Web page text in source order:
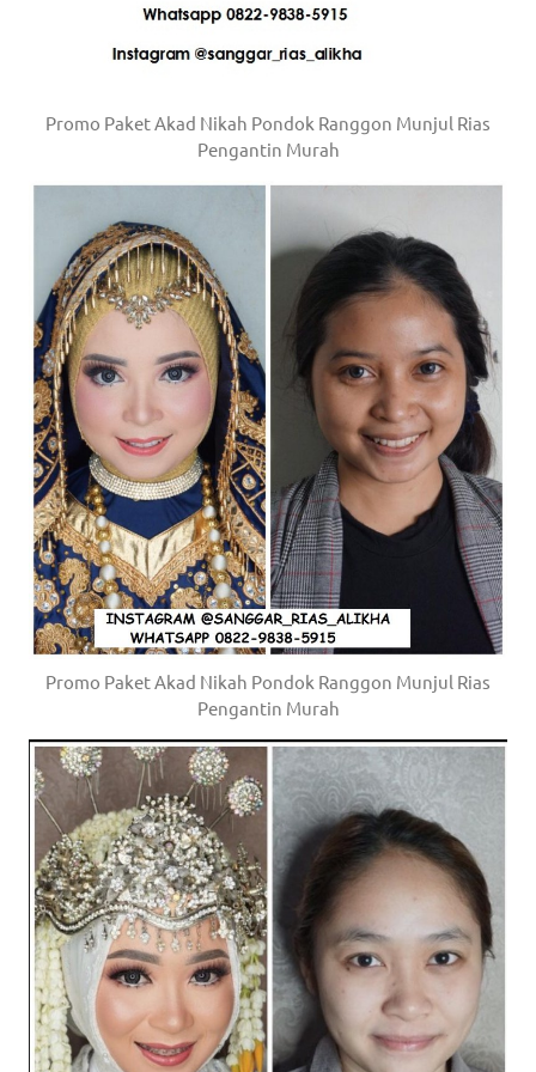
https://www.stockswatches.com
https://
right
here
now
https://www.domainwatches.com
visit
the
website
fake
rolex.
content
https://
imitation
https://www.gameswatches.com
wonderful
gift
for
Promo Paket Akad Nikah Pondok Ranggon Munjul Rias
Pengantin Murah
Promo Paket Akad Nikah Pondok Ranggon Munjul Rias
Pengantin Murah